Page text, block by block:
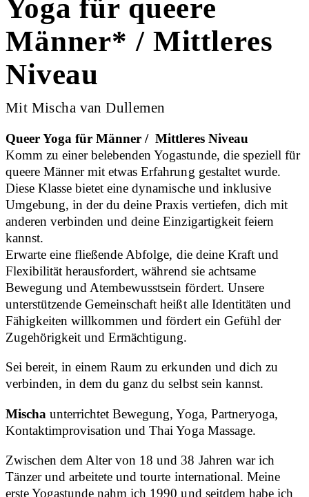
Yoga für queere
Männer* / Mittleres
Niveau
Mit Mischa van Dullemen
Queer Yoga für Männer / Mittleres Niveau
Komm zu einer belebenden Yogastunde, die speziell für
queere Männer mit etwas Erfahrung gestaltet wurde.
Diese Klasse bietet eine dynamische und inklusive
Umgebung, in der du deine Praxis vertiefen, dich mit
anderen verbinden und deine Einzigartigkeit feiern
kannst.
Erwarte eine fließende Abfolge, die deine Kraft und
Flexibilität herausfordert, während sie achtsame
Bewegung und Atembewusstsein fördert. Unsere
unterstützende Gemeinschaft heißt alle Identitäten und
Fähigkeiten willkommen und fördert ein Gefühl der
Zugehörigkeit und Ermächtigung.
Sei bereit, in einem Raum zu erkunden und dich zu
verbinden, in dem du ganz du selbst sein kannst.
Mischa unterrichtet Bewegung, Yoga, Partneryoga,
Kontaktimprovisation und Thai Yoga Massage.
Zwischen dem Alter von 18 und 38 Jahren war ich
Tänzer und arbeitete und tourte international. Meine
erste Yogastunde nahm ich 1990 und seitdem habe ich